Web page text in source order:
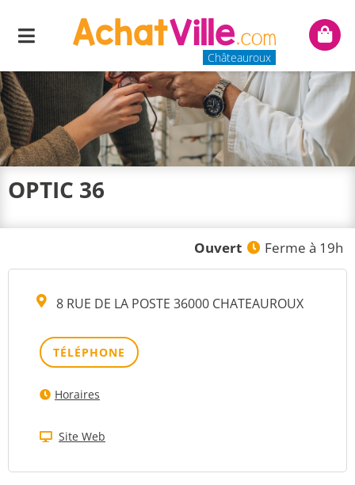
Menu
Châteauroux
Mon
OPTIC 36
Ouvert Ferme à 19h
8 RUE DE LA POSTE 36000 CHATEAUROUX
TÉLÉPHONE
Horaires
Site Web